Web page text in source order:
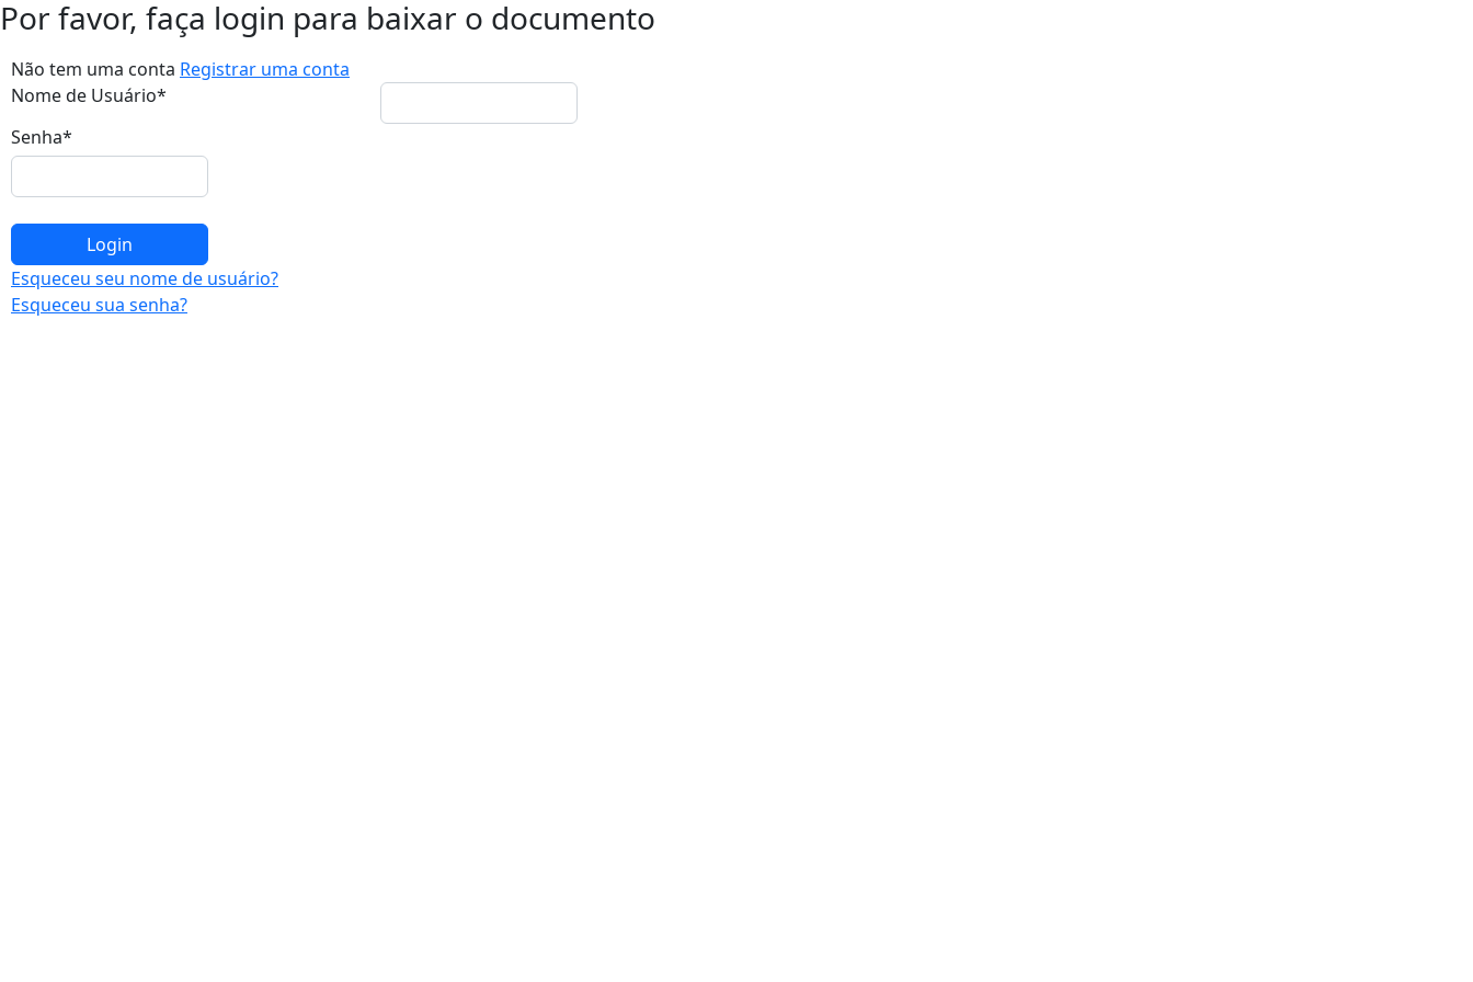
Por favor, faça login para baixar o documento
Não tem uma conta Registrar uma conta
Nome de Usuário*
Senha*
Esqueceu seu nome de usuário?
Esqueceu sua senha?